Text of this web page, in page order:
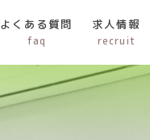
よくある質問
faq
求人情報
recruit